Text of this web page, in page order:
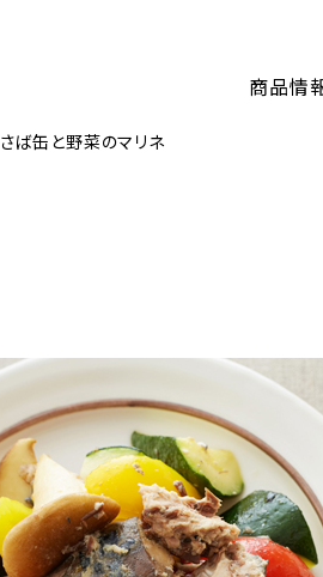
商品情
さば缶と野菜のマリネ